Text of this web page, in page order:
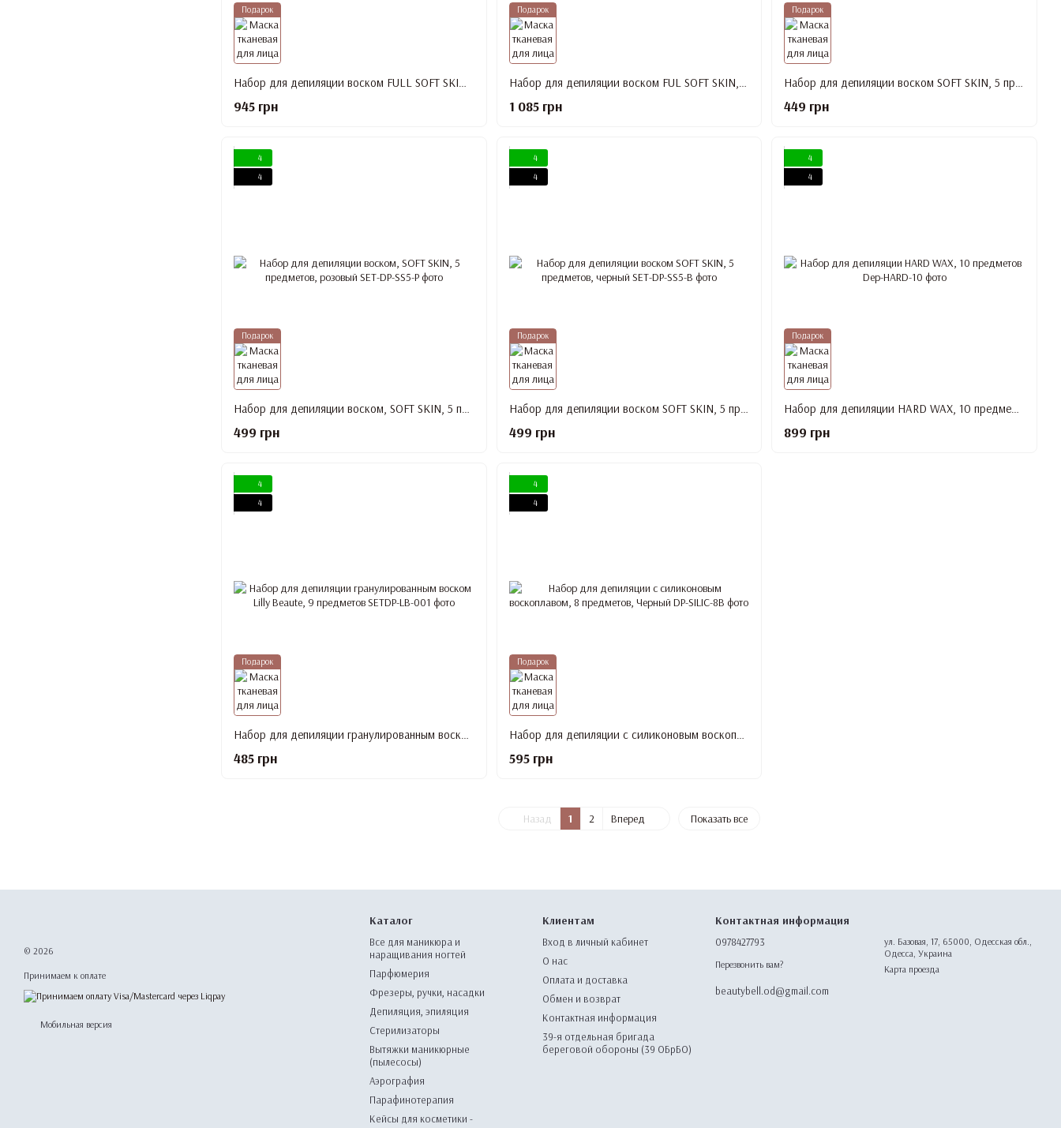
Подарок
Набор для депиляции воском FULL SOFT SKIN, 11 предметов, белый
945 грн
Подарок
Набор для депиляции воском FUL SOFT SKIN, 11 предметов, розовый
1 085 грн
Подарок
Набор для депиляции воском SOFT SKIN, 5 предметов, белый
449 грн
Подарок
4
4
Набор для депиляции воском, SOFT SKIN, 5 предметов, розовый
499 грн
Подарок
4
4
Набор для депиляции воском SOFT SKIN, 5 предметов, черный
499 грн
Подарок
4
4
Набор для депиляции HARD WAX, 10 предметов
899 грн
Подарок
4
4
485 грн
Подарок
4
4
595 грн
Назад 1 2 Вперед Показать все
© 2026
Принимаем к оплате
Мобильная версия
Каталог
Все для маникюра и
наращивания ногтей
Парфюмерия
Фрезеры, ручки, насадки
Депиляция, эпиляция
Стерилизаторы
Вытяжки маникюрные
(пылесосы)
Аэрография
Парафинотерапия
Кейсы для косметики -
Клиентам
Вход в личный кабинет
О нас
Оплата и доставка
Обмен и возврат
Контактная информация
39-я отдельная бригада
береговой обороны (39 ОБрБО)
Контактная информация
0978427793
Перезвонить вам?
beautybell.od@gmail.com
ул. Базовая, 17, 65000, Одесская обл.,
Одесса, Украина
Карта проезда